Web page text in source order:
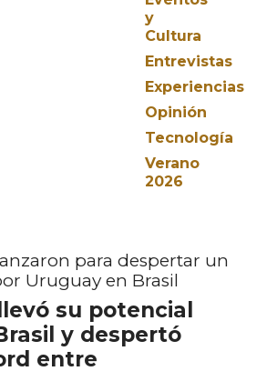
y
Cultura
Entrevistas
Experiencias
Opinión
Tecnología
Verano
2026
para despertar un
Uruguay en Brasil
su potencial
y despertó
entre